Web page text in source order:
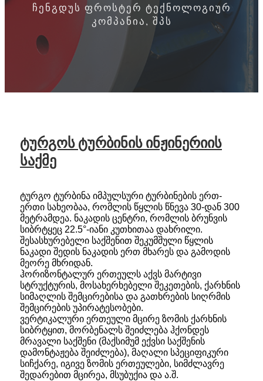
ჩენგდუს ფროსტერ ტექნოლოგიურ
კომპანია, შპს
ტურგოს ტურბინის ინჟინერიის
საქმე
ტურგო ტურბინა იმპულსური ტურბინების ერთ-
ერთი სახეობაა, რომლის წყლის წნევა 30-დან 300
მეტრამდეა. ნაკადის ცენტრი, რომლის ბრუნვის
სიბრტყეც 22.5°-იანი კუთხითაა დახრილი.
შესასხურებელი საქშენით შეკუმშული წყლის
ნაკადი შედის ნაკადის ერთ მხარეს და გამოდის
მეორე მხრიდან.
ჰორიზონტალურ ერთეულს აქვს მარტივი
სტრუქტურის, მოსახერხებელი შეკეთების, ქარხნის
სიმაღლის შემცირებისა და გათხრების სიღრმის
შემცირების უპირატესობები.
ვერტიკალური ერთეული მცირე ზომის ქარხნის
სიბრტყით, მორბენალს შეიძლება ჰქონდეს
მრავალი საქშენი (მაქსიმუმ ექვსი საქშენის
დამონტაჟება შეიძლება), მაღალი სპეციფიკური
სიჩქარე, იგივე ზომის ერთეულები, სიმძლავრე
შედარებით მცირეა, მსუბუქია და ა.შ.